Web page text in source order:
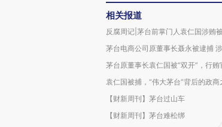
相关报道
反腐周记|茅台前掌门人袁仁国涉贿
茅台电商公司原董事长聂永被逮捕
茅台原董事长袁仁国被“双开”，行
袁仁国被捕，“伟大茅台”背后的政商
【财新周刊】茅台过山车
【财新周刊】茅台难松绑